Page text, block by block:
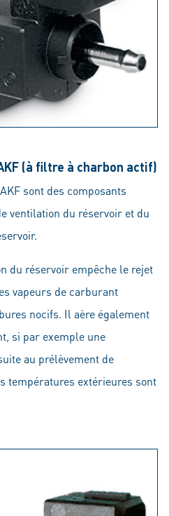
(à filtre à charbon actif)
sont des composants
ventilation du réservoir et du
du réservoir empêche le rejet
vapeurs de carburant
nocifs. Il aère également
si par exemple une
au prélèvement de
températures extérieures sont